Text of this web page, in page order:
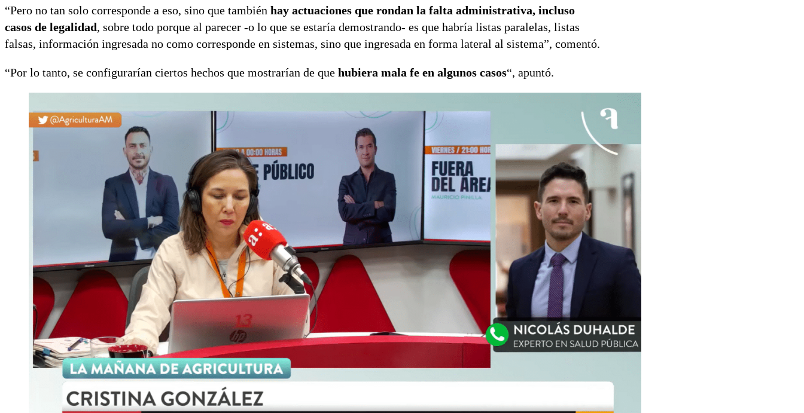
“Pero no tan solo corresponde a eso, sino que también hay actuaciones que rondan la falta administrativa, incluso
casos de legalidad, sobre todo porque al parecer -o lo que se estaría demostrando- es que habría listas paralelas, listas
falsas, información ingresada no como corresponde en sistemas, sino que ingresada en forma lateral al sistema”, comentó.
“Por lo tanto, se configurarían ciertos hechos que mostrarían de que hubiera mala fe en algunos casos“, apuntó.